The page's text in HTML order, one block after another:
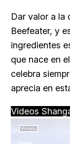
Dar valor a la
Beefeater, y
ingredientes
que nace en
celebra
aprecia en
Videos